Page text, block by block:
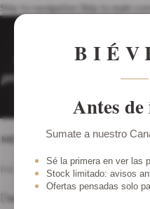
Antes
Sumate a nuestro
Sé la primera en ver las
Stock limitado: avisos
Ofertas pensadas solo
Skip to navigation Skip to main
Envíos a todo el país.
accedera las 6
mínimo de compra!🚚
programados: Martes y
MENÚ
Inicio Color del producto Nude
Ver barra lateral